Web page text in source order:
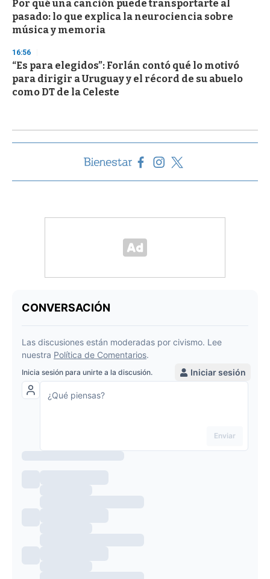
Por qué una canción puede transportarte al
pasado: lo que explica la neurociencia sobre
música y memoria
16:56
“Es para elegidos”: Forlán contó qué lo motivó
para dirigir a Uruguay y el récord de su abuelo
como DT de la Celeste